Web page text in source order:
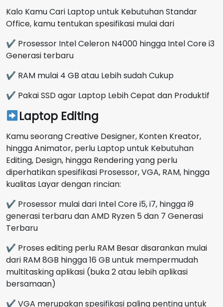
Kalo Kamu Cari Laptop untuk Kebutuhan Standar
Office, kamu tentukan spesifikasi mulai dari
✔ Prosessor Intel Celeron N4000 hingga Intel Core i3
Generasi terbaru
✔ RAM mulai 4 GB atau Lebih sudah Cukup
✔ Pakai SSD agar Laptop Lebih Cepat dan Produktif
Laptop Editing
Kamu seorang Creative Designer, Konten Kreator,
hingga Animator, perlu Laptop untuk Kebutuhan
Editing, Design, hingga Rendering yang perlu
diperhatikan spesifikasi Prosessor, VGA, RAM, hingga
kualitas Layar dengan rincian:
✔ Prosessor mulai dari Intel Core i5, i7, hingga i9
generasi terbaru dan AMD Ryzen 5 dan 7 Generasi
Terbaru
✔ Proses editing perlu RAM Besar disarankan mulai
dari RAM 8GB hingga 16 GB untuk mempermudah
multitasking aplikasi (buka 2 atau lebih aplikasi
bersamaan)
✔ VGA merupakan spesifikasi paling penting untuk